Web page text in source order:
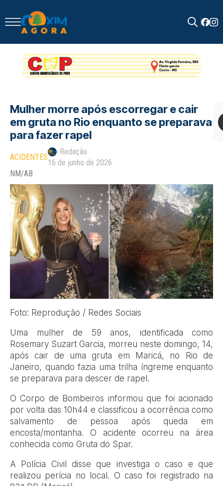
for:
Mulher morre após escorregar e cair
em gruta no Rio enquanto se preparava
para fazer rapel
ACIDENTES
Redação
16 de junho de 2026
NM/AB
Foto: Reprodução / Redes Sociais
Uma mulher de 59 anos, identificada como
Rosemary Suzart Garcia, morreu neste domingo, 14,
após cair de uma gruta em Maricá, no Rio de
Janeiro, quando fazia uma trilha íngreme enquanto
se preparava para descer de rapel.
O Corpo de Bombeiros informou que foi acionado
por volta das 10h44 e classificou a ocorrência como
salvamento de pessoa após queda em
encosta/montanha. O acidente ocorreu na área
conhecida como Gruta do Spar.
A Polícia Civil disse que investiga o caso e que
realizou perícia no local. O caso foi registrado na